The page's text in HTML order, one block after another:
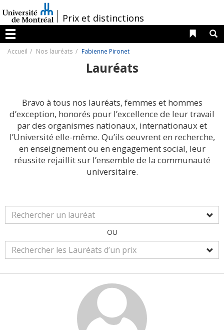
au
contenu
/Prix et distinctions
Menu
Liens
Accueil Nos lauréats Fabienne Pironet
Lauréats
Bravo à tous nos lauréats, femmes et hommes
d’exception, honorés pour l’excellence de leur travail
par des organismes nationaux, internationaux et
l’Université elle-même. Qu’ils oeuvrent en recherche,
en enseignement ou en engagement social, leur
réussite rejaillit sur l’ensemble de la communauté
universitaire.
OU